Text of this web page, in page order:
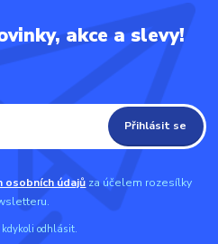
akce a slevy!
Přihlásit se
osobních údajů za účelem rozesílky
kdykoli odhlásit.